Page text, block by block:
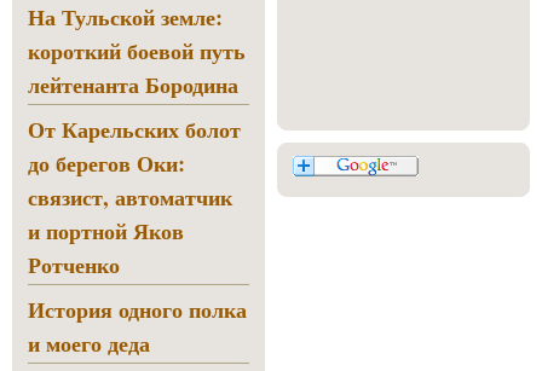
На Тульской земле:
короткий боевой путь
лейтенанта Бородина
От Карельских болот
до берегов Оки:
связист, автоматчик
и портной Яков
Ротченко
История одного полка
и моего деда